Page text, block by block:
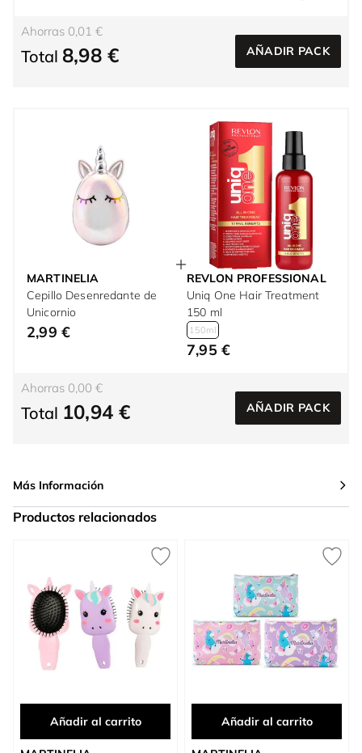
Ahorras 0,01 €
Total 8,98 € AÑADIR PACK
MARTINELIA
Cepillo Desenredante de
Unicornio
2,99 €
REVLON PROFESSIONAL
Uniq One Hair Treatment
150 ml
150ml
7,95 €
Ahorras 0,00 €
Total 10,94 € AÑADIR PACK
Más Información
Productos relacionados
Añadir al carrito Añadir al carrito